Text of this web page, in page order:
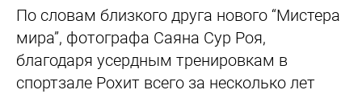
По словам близкого друга нового “Мистера
мира”, фотографа Саяна Сур Роя,
благодаря усердным тренировкам в
спортзале Рохит всего за несколько лет